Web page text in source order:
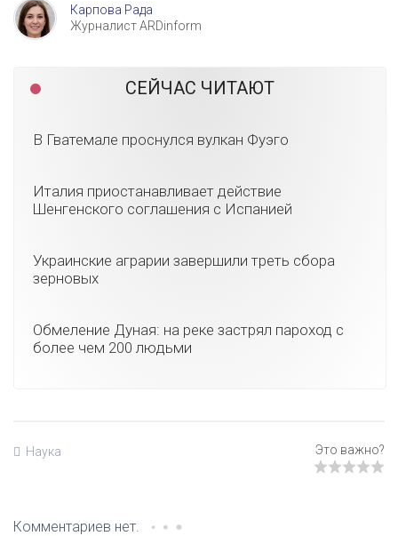
Карпова Рада
Журналист ARDinform
СЕЙЧАС ЧИТАЮТ
В Гватемале проснулся вулкан Фуэго
Италия приостанавливает действие
Шенгенского соглашения с Испанией
Украинские аграрии завершили треть сбора
зерновых
Обмеление Дуная: на реке застрял пароход с
более чем 200 людьми
Наука
Комментариев нет.